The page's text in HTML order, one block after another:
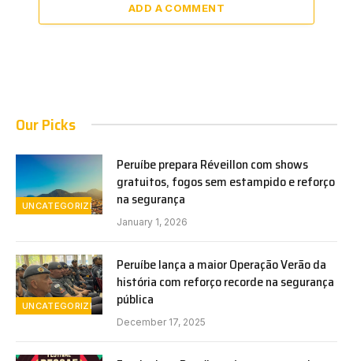
ADD A COMMENT
Our Picks
UNCATEGORIZED
Peruíbe prepara Réveillon com shows
gratuitos, fogos sem estampido e reforço
na segurança
January 1, 2026
UNCATEGORIZED
Peruíbe lança a maior Operação Verão da
história com reforço recorde na segurança
pública
December 17, 2025